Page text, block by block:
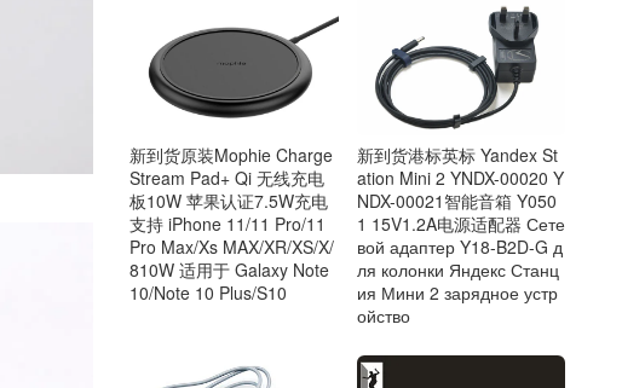
新到货原装Mophie Charge
Stream Pad+ Qi 无线充电
板10W 苹果认证7.5W充电
支持 iPhone 11/11 Pro/11
Pro Max/Xs MAX/XR/XS/X/
810W 适用于 Galaxy Note
10/Note 10 Plus/S10
新到货港标英标 Yandex St
ation Mini 2 YNDX-00020 Y
NDX-00021智能音箱 Y050
1 15V1.2A电源适配器 Сете
вой адаптер Y18-B2D-G д
ля колонки Яндекс Станц
ия Мини 2 зарядное устр
ойство